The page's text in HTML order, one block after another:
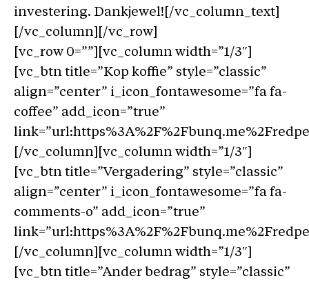
investering. Dankjewel![/vc_column_text]
[/vc_column][/vc_row]
[vc_row 0=””][vc_column width=”1/3″]
[vc_btn title=”Kop koffie” style=”classic”
align=”center” i_icon_fontawesome=”fa fa-
coffee” add_icon=”true”
[/vc_column][vc_column width=”1/3″]
[vc_btn title=”Vergadering” style=”classic”
align=”center” i_icon_fontawesome=”fa fa-
comments-o” add_icon=”true”
[/vc_column][vc_column width=”1/3″]
[vc_btn title=”Ander bedrag” style=”classic”